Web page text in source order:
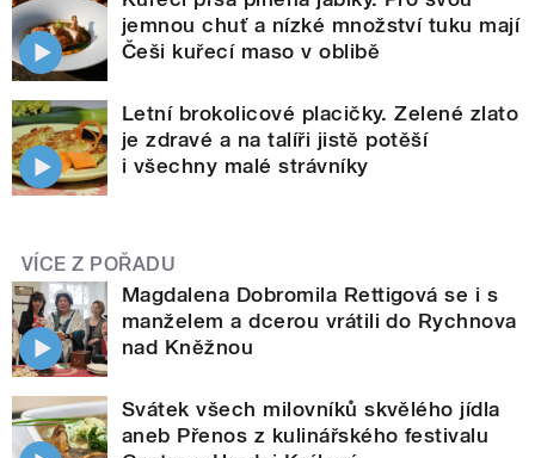
jemnou chuť a nízké množství tuku mají
Češi kuřecí maso v oblibě
Letní brokolicové placičky. Zelené zlato
je zdravé a na talíři jistě potěší
i všechny malé strávníky
VÍCE Z POŘADU
Magdalena Dobromila Rettigová se i s
manželem a dcerou vrátili do Rychnova
nad Kněžnou
Svátek všech milovníků skvělého jídla
aneb Přenos z kulinářského festivalu